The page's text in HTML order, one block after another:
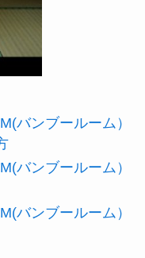
バンブールーム）
バンブールーム）
バンブールーム）